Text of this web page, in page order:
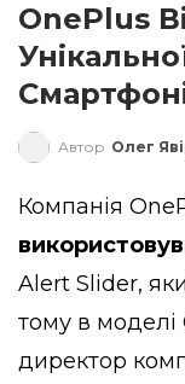
OnePlus
Автор Олег
Компанія
Alert Slider,
тому в моделі
директор